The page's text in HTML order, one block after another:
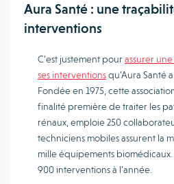
Aura Santé : une
interventions
C’est justement pourassurer
ses interventionsqu’Aura Santé
Fondée en 1975, cette
finalité première de traiter les
rénaux, emploie 250
techniciens mobiles assurent la
mille équipements biomédicaux.
900 interventions à l’année.